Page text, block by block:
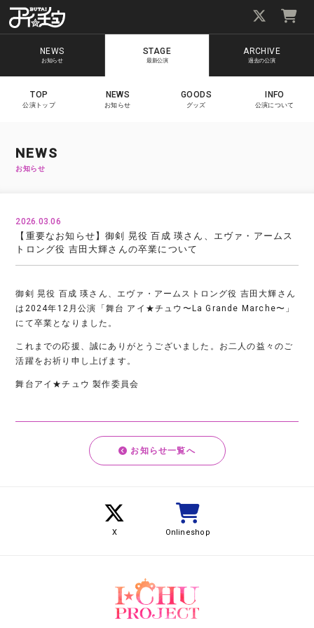
NEWS
お知らせ
STAGE
最新公演
ARCHIVE
過去の公演
TOP
公演トップ
NEWS
お知らせ
GOODS
グッズ
INFO
公演について
NEWS
お知らせ
2026.03.06
【重要なお知らせ】御剣 晃役 百成 瑛さん、エヴァ・アームス
トロング役 吉田大輝さんの卒業について
御剣 晃役 百成 瑛さん、エヴァ・アームストロング役 吉田大輝さん
は2024年12月公演「舞台 アイ★チュウ〜La Grande Marche〜」
にて卒業となりました。
これまでの応援、誠にありがとうございました。お二人の益々のご
活躍をお祈り申し上げます。
舞台アイ★チュウ 製作委員会
お知らせ一覧へ
X Onlineshop